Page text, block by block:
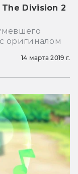
The Division 2
оригиналом
14 марта 2019 г.